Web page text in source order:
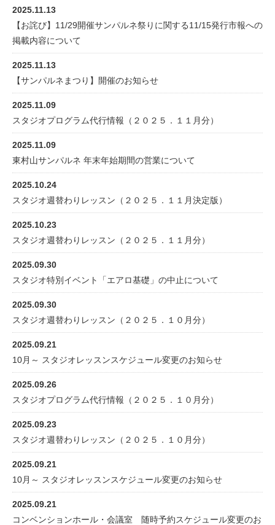
2025.11.13
【お詫び】11/29開催サンパルネ祭りに関する11/15発行市報への
掲載内容について
2025.11.13
【サンパルネまつり】開催のお知らせ
2025.11.09
スタジオプログラム代行情報（２０２５．１１月分）
2025.11.09
東村山サンパルネ 年末年始期間の営業について
2025.10.24
スタジオ週替わりレッスン（２０２５．１１月決定版）
2025.10.23
スタジオ週替わりレッスン（２０２５．１１月分）
2025.09.30
スタジオ特別イベント「エアロ基礎」の中止について
2025.09.30
スタジオ週替わりレッスン（２０２５．１０月分）
2025.09.21
10月～ スタジオレッスンスケジュール変更のお知らせ
2025.09.26
スタジオプログラム代行情報（２０２５．１０月分）
2025.09.23
スタジオ週替わりレッスン（２０２５．１０月分）
2025.09.21
10月～ スタジオレッスンスケジュール変更のお知らせ
2025.09.21
コンベンションホール・会議室 随時予約スケジュール変更のお